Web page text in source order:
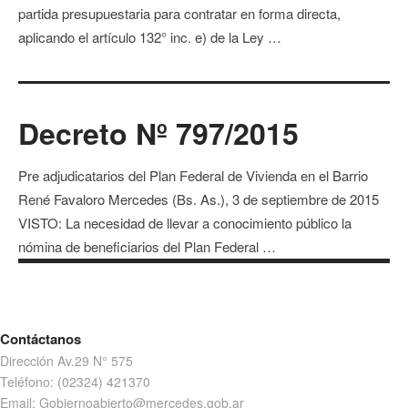
partida presupuestaria para contratar en forma directa,
aplicando el artículo 132° inc. e) de la Ley …
Decreto Nº 797/2015
Pre adjudicatarios del Plan Federal de Vivienda en el Barrio
René Favaloro Mercedes (Bs. As.), 3 de septiembre de 2015
VISTO: La necesidad de llevar a conocimiento público la
nómina de beneficiarios del Plan Federal …
Contáctanos
Dirección Av.29 N° 575
Teléfono: (02324) 421370
Email: Gobiernoabierto@mercedes.gob.ar